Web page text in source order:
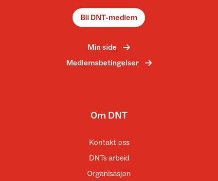
Bli DNT-medlem
Min side
Medlemsbetingelser
Om DNT
Kontakt oss
DNTs arbeid
Organisasjon